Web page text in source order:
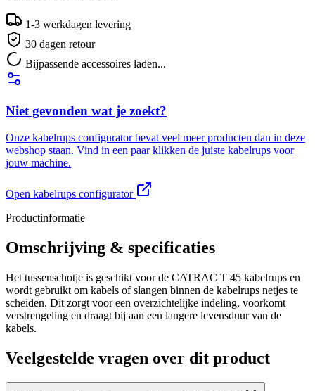
1-3 werkdagen levering
30 dagen retour
Bijpassende accessoires laden...
Niet gevonden wat je zoekt?
Onze kabelrups configurator bevat veel meer producten dan in deze
webshop staan. Vind in een paar klikken de juiste kabelrups voor
jouw machine.
Open kabelrups configurator
Productinformatie
Omschrijving & specificaties
Het tussenschotje is geschikt voor de CATRAC T 45 kabelrups en
wordt gebruikt om kabels of slangen binnen de kabelrups netjes te
scheiden. Dit zorgt voor een overzichtelijke indeling, voorkomt
verstrengeling en draagt bij aan een langere levensduur van de
kabels.
Veelgestelde vragen over dit product